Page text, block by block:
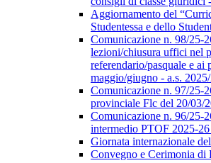
Aggiornamento del
Studentessa e dello
Comunicazione n. 98/25-
lezioni/chiusura uffici nel
referendario/pasquale e ai
maggio/giugno - a.s.
Comunicazione n. 97/25-
provinciale Flc del 20/03/
Comunicazione n. 96/25-
intermedio PTOF 2025-
Giornata internazionale
Convegno e Cerimonia di